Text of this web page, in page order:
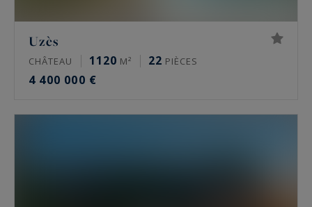
Uzès
CHÂTEAU 1120 M² 22 PIÈCES
4 400 000 €